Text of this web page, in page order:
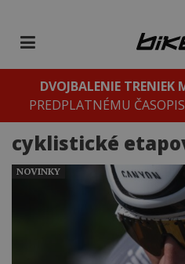
DVOJBALENIE TRENIEK
PREDPLATNÉMU
cyklistické
NOVINKY